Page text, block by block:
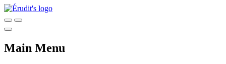
Main Menu